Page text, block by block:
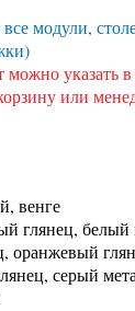
все модули,
указать в
или
венге
глянец, белый
оранжевый
серый